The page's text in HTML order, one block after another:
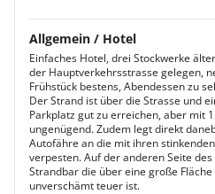
Allgemein / Hotel
Einfaches Hotel, drei Stockwerke
der Hauptverkehrsstrasse gelegen,
Frühstück bestens, Abendessen zu
Der Strand ist über die Strasse und
Parkplatz gut zu erreichen, aber mit
ungenügend. Zudem legt direkt
Autofähre an die mit ihren
verpesten. Auf der anderen Seite
Strandbar die über eine große
unverschämt teuer ist.